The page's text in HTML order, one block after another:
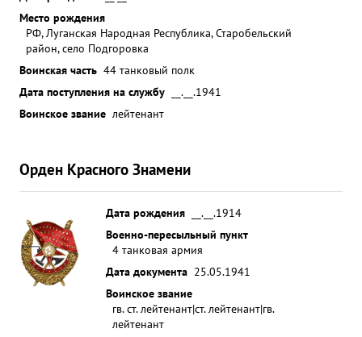
Место рождения
РФ, Луганская Народная Республика, Старобельский
район, село Подгоровка
Воинская часть 44 танковый полк
Дата поступления на службу
__.__.1941
Воинское звание лейтенант
Орден Красного Знамени
Дата рождения
__.__.1914
Военно-пересыльный пункт
4 танковая армия
Дата документа 25.05.1941
Воинское звание
гв. ст. лейтенант|ст. лейтенант|гв.
лейтенант